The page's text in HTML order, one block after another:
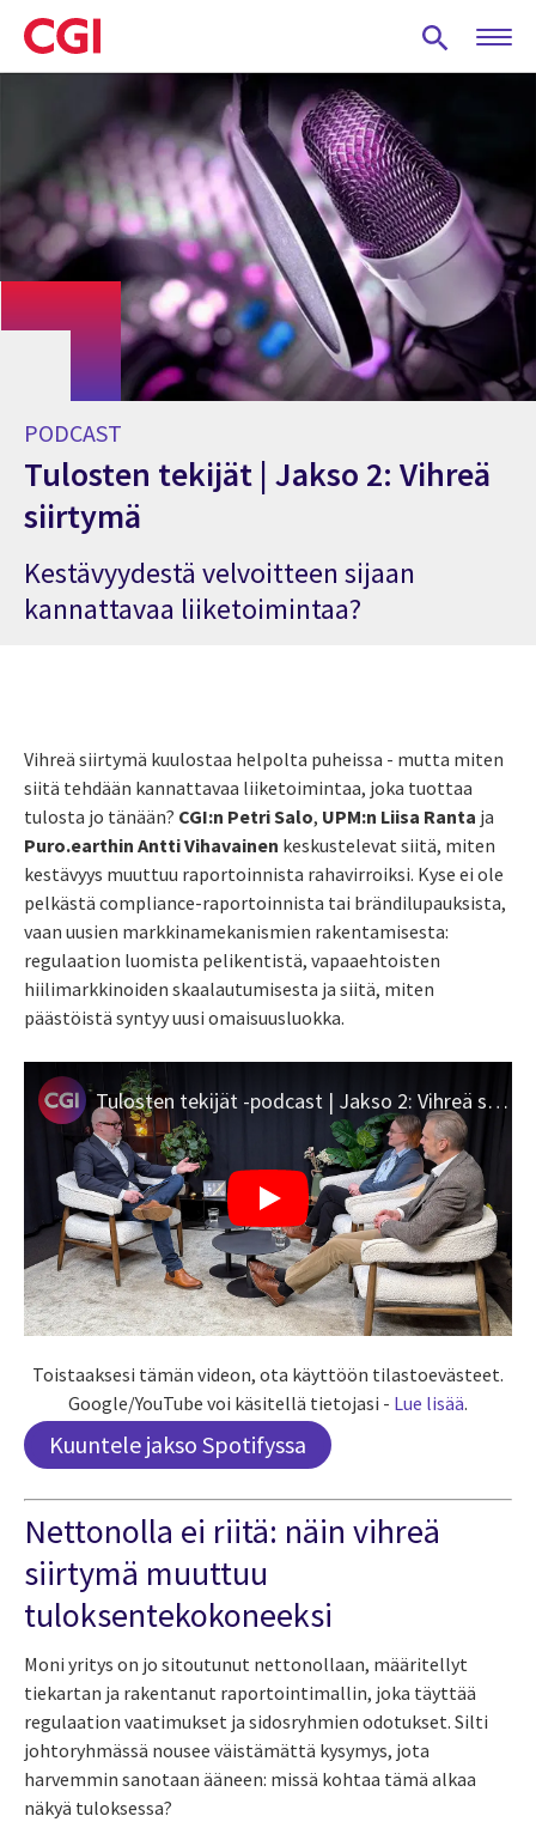
Skip
to
main
PODCAST
Tulosten tekijät | Jakso 2: Vihreä
siirtymä
Kestävyydestä velvoitteen sijaan
kannattavaa liiketoimintaa?
Vihreä siirtymä kuulostaa helpolta puheissa - mutta miten
siitä tehdään kannattavaa liiketoimintaa, joka tuottaa
tulosta jo tänään? ⁠⁠CGI:⁠⁠n ⁠⁠Petri Salo,⁠ ⁠ UPM⁠:n ⁠Liisa Ranta ⁠ ja
Puro.earth⁠in ⁠Antti Vihavainen ⁠ keskustelevat siitä, miten
kestävyys muuttuu raportoinnista rahavirroiksi. Kyse ei ole
pelkästä compliance-raportoinnista tai brändilupauksista,
vaan uusien markkinamekanismien rakentamisesta:
regulaation luomista pelikentistä, vapaaehtoisten
hiilimarkkinoiden skaalautumisesta ja siitä, miten
päästöistä syntyy uusi omaisuusluokka.
Tulosten tekijät -podcast | Jakso 2: Vihreä siirtymä
Toistaaksesi tämän videon, ota käyttöön tilastoevästeet.
Google/YouTube voi käsitellä tietojasi - Lue lisää.
Kuuntele jakso Spotifyssa
Nettonolla ei riitä: näin vihreä
siirtymä muuttuu
tuloksentekokoneeksi
Moni yritys on jo sitoutunut nettonollaan, määritellyt
tiekartan ja rakentanut raportointimallin, joka täyttää
regulaation vaatimukset ja sidosryhmien odotukset. Silti
johtoryhmässä nousee väistämättä kysymys, jota
harvemmin sanotaan ääneen: missä kohtaa tämä alkaa
näkyä tuloksessa?